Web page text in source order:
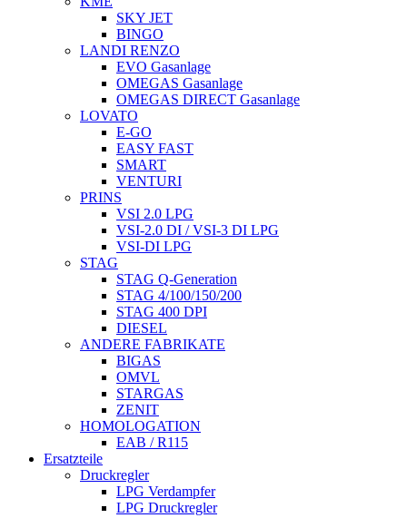
SKY JET
BINGO
LANDI RENZO
EVO Gasanlage
OMEGAS Gasanlage
OMEGAS DIRECT Gasanlage
LOVATO
E-GO
EASY FAST
SMART
VENTURI
PRINS
VSI 2.0 LPG
VSI-2.0 DI / VSI-3 DI LPG
VSI-DI LPG
STAG
STAG Q-Generation
STAG 4/100/150/200
STAG 400 DPI
DIESEL
ANDERE FABRIKATE
BIGAS
OMVL
STARGAS
ZENIT
HOMOLOGATION
EAB / R115
Ersatzteile
Druckregler
LPG Verdampfer
LPG Druckregler